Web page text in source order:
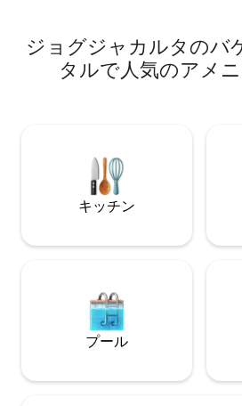
ジョグジャカルタのバ
タルで人気のアメ
キッチン
プール